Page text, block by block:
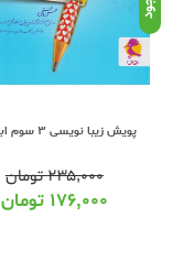
پویش زیبا نویسی 3 سوم ابتدایی
۲۳۵,۰۰۰تومان
۱۷۶,۰۰۰ تومان